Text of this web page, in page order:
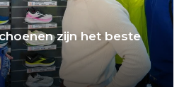
zijn het beste